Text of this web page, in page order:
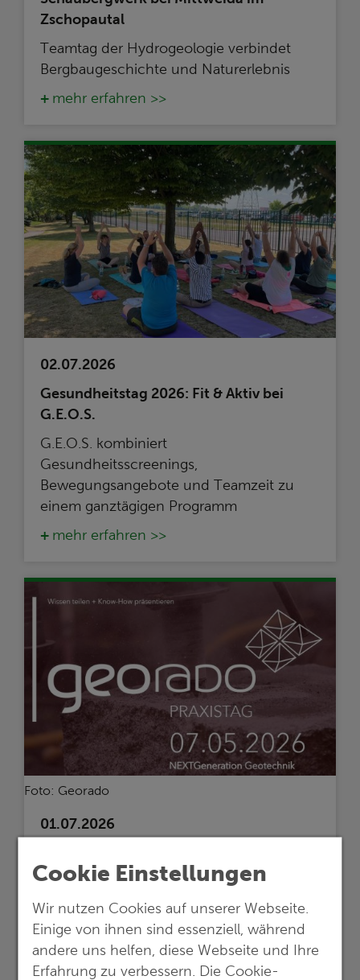
Cookie Einstellungen
Wir nutzen Cookies auf unserer Webseite.
Einige von ihnen sind essenziell, während
andere uns helfen, diese Webseite und Ihre
Erfahrung zu verbessern. Die Cookie-
Zschopautal
Teamtag der Hydrogeologie verbindet
Bergbaugeschichte und Naturerlebnis
mehr erfahren >>
02.07.2026
Gesundheitstag 2026: Fit & Aktiv bei
G.E.O.S.
G.E.O.S. kombiniert
Gesundheitsscreenings,
Bewegungsangebote und Teamzeit zu
einem ganztägigen Programm
mehr erfahren >>
Foto: Georado
01.07.2026
Fachvorträge, Erfahrungsaustausch und
Workshops
mehr erfahren >>